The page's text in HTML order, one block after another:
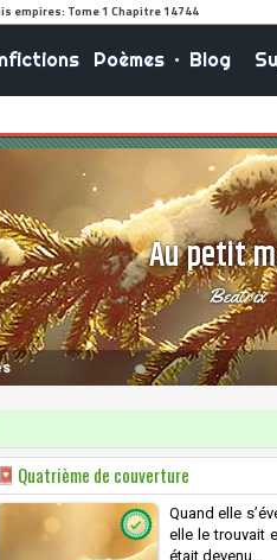
Poèmes• Blog
Au petit
Beatrix
Quatrième de couverture
Quand elle
elle le trouvait
était devenu...